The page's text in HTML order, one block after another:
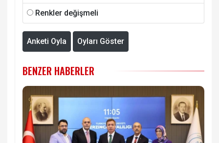
Renkler değişmeli
Anketi Oyla Oyları Göster
BENZER HABERLER